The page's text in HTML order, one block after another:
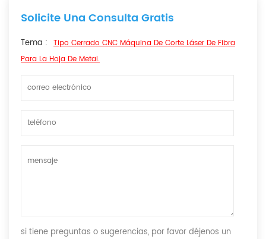
Solicite Una Consulta Gratis
Tema : Tipo Cerrado CNC Máquina De Corte Láser De Fibra
Para La Hoja De Metal.
si tiene preguntas o sugerencias, por favor déjenos un